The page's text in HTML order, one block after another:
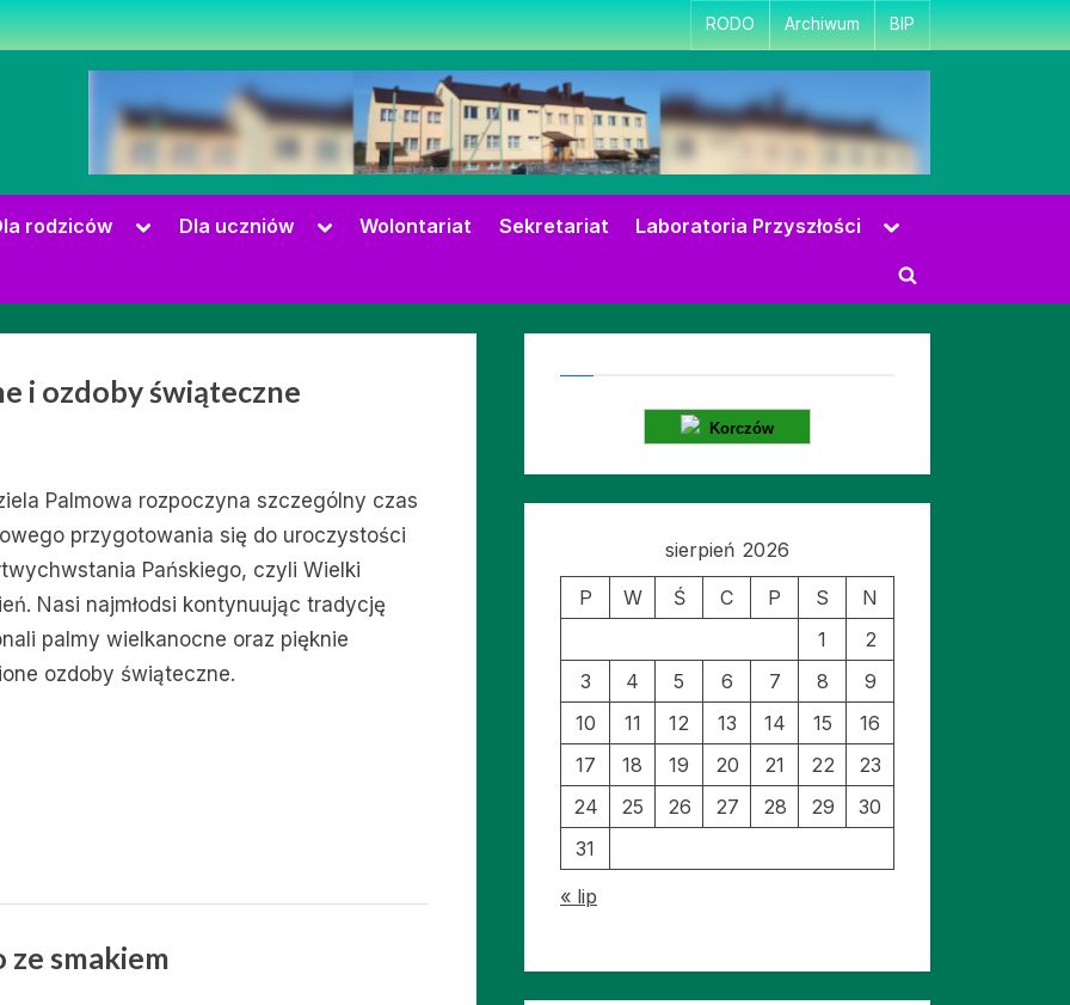
RODO Archiwum BIP
rodziców
ToggleDla uczniów
ToggleWolontariat Sekretariat Laboratoria Przyszłości
Toggle
menu
Toggle
i ozdoby świąteczne
Palmowa rozpoczyna szczególny czas
przygotowania się do uroczystości
Pańskiego, czyli Wielki
Nasi najmłodsi kontynuując tradycję
palmy wielkanocne oraz pięknie
ozdoby świąteczne.
smakiem
Korczów
sierpień 2026
P W Ś C P S
N
1
2
3
4 5 6 7 8
9
10
11 12 13 14 15
16
17
18 19 20 21 22
23
24
25 26 27 28 29
30
31
« lip